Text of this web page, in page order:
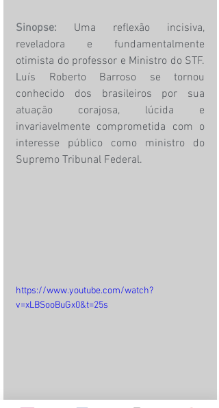
Sinopse:
Uma reflexão incisiva,
reveladora e fundamentalmente
otimista do professor e Ministro do STF.
Luís Roberto Barroso se tornou
conhecido dos brasileiros por sua
atuação corajosa, lúcida e
invariavelmente comprometida com o
interesse público como ministro do
Supremo Tribunal Federal.
https://www.youtube.com/watch?
v=xLBSooBuGx0&t=25s